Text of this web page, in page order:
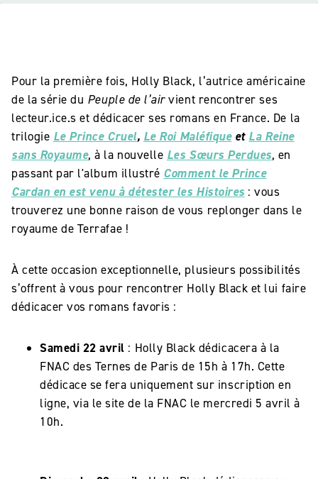
Pour la première fois, Holly Black, l’autrice américaine
de la série du Peuple de l’airvient rencontrer ses
lecteur.ice.s et dédicacer ses romans en France. De la
trilogie Le Prince Cruel, Le Roi Maléfiqueet La Reine
sans Royaume, à la nouvelle Les Sœurs Perdues, en
passant par l'album illustré Comment le Prince
Cardan en est venu à détester les Histoires: vous
trouverez une bonne raison de vous replonger dans le
royaume de Terrafae !
À cette occasion exceptionnelle, plusieurs possibilités
s’offrent à vous pour rencontrer Holly Black et lui faire
dédicacer vos romans favoris :
Samedi 22 avril : Holly Black dédicacera à la
FNAC des Ternes de Paris de 15h à 17h. Cette
dédicace se fera uniquement sur inscription en
ligne, via le site de la FNAC le mercredi 5 avril à
10h.